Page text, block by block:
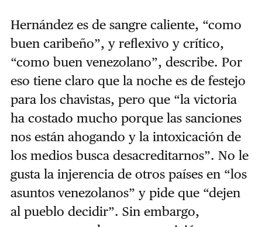
Hernández es de sangre caliente, “como
buen caribeño”, y reflexivo y crítico,
“como buen venezolano”, describe. Por
eso tiene claro que la noche es de festejo
para los chavistas, pero que “la victoria
ha costado mucho porque las sanciones
nos están ahogando y la intoxicación de
los medios busca desacreditarnos”. No le
gusta la injerencia de otros países en “los
asuntos venezolanos” y pide que “dejen
al pueblo decidir”. Sin embargo,